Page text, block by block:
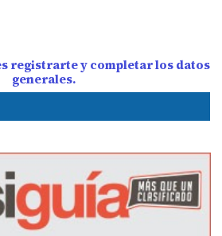
registrarte y completar los datos
generales.